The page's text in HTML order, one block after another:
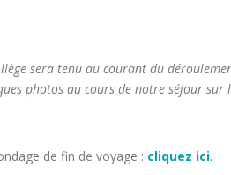
sera tenu au courant du
photos au cours de notre séjour sur
de fin de voyage : cliquez ici.